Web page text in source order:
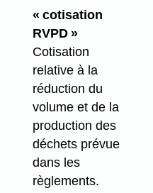
« cotisation
RVPD »
Cotisation
relative à la
réduction du
volume et de la
production des
déchets prévue
dans les
règlements.